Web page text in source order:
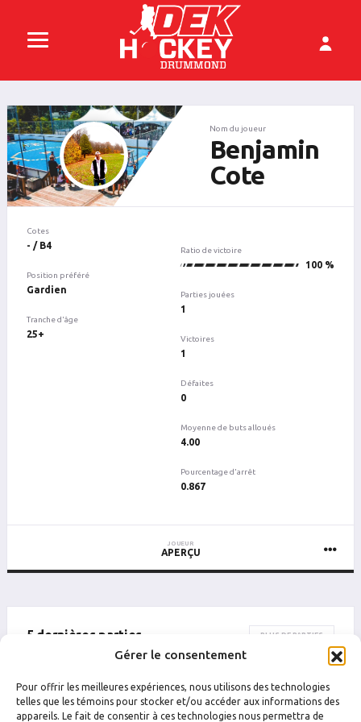
Gérer le consentement
Pour offrir les meilleures expériences, nous utilisons des technologies
telles que les témoins pour stocker et/ou accéder aux informations des
appareils. Le fait de consentir à ces technologies nous permettra de
Nom du joueur
Benjamin
Cote
Cotes
- / B4
Position préféré
Gardien
Tranche d'âge
25+
Ratio de victoire
1 100 %
Parties jouées
1
Victoires
1
Défaites
0
Moyenne de buts alloués
4.00
Pourcentage d'arrêt
0.867
JOUEUR
APERÇU
5 dernières parties PLUS DE PARTIES
26 juillet 2024 00 h 05 Semi-Pros
Drummondville
Phil Expert
Drummondville
UnderDogs